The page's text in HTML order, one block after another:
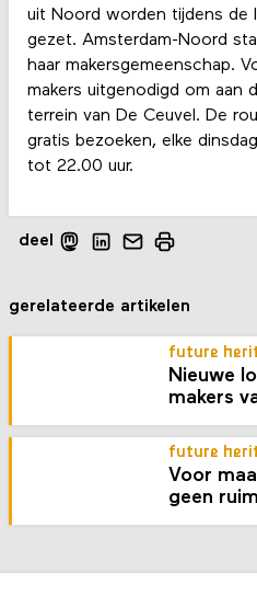
uit Noord worden tijdens de
gezet. Amsterdam-Noord
haar makersgemeenschap.
makers uitgenodigd om aan
terrein van De Ceuvel. De
gratis bezoeken, elke
tot 22.00 uur.
deel
gerelateerde artikelen
future
Nieuwe
makers
future
Voor
geen